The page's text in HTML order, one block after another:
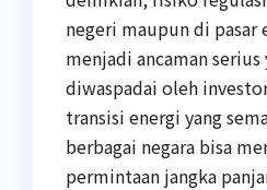
negeri maupun di pasar
menjadi ancaman serius
diwaspadai oleh
transisi energi yang
berbagai negara bisa
permintaan jangka